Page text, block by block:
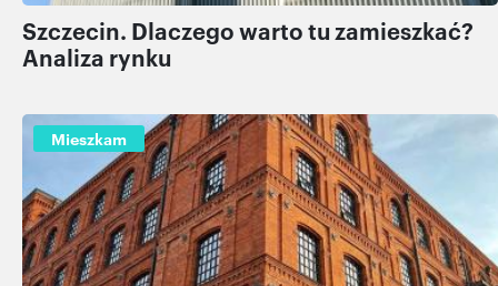
Szczecin. Dlaczego warto tu zamieszkać?
Analiza rynku
Mieszkam